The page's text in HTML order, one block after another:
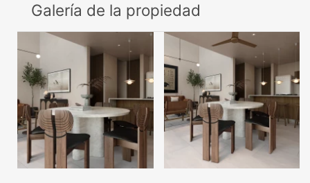
Galería de la propiedad